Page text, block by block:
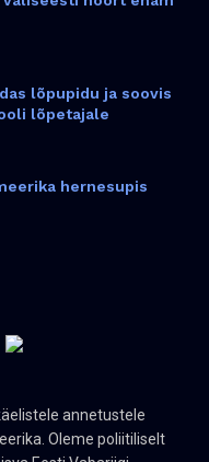
lõpupidu ja soovis
lõpetajale
hernesupis
annetustele
Oleme poliitiliselt